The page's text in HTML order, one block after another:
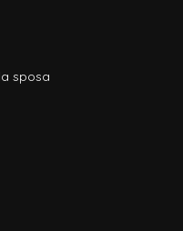
sposa